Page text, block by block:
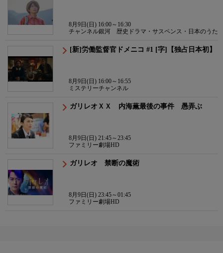
8月9日(日) 16:00～16:30
チャンネル銀河 歴史ドラマ・サスペンス・日本のうた
[新]労働監督官ドメニコ #1 [字]【独占日本初】
8月9日(日) 16:00～16:55
ミステリーチャンネル
ガリレオＸＸ 内海薫最後の事件 愚弄ぶ
8月9日(日) 21:45～23:45
ファミリー劇場HD
ガリレオ 禁断の魔術
8月9日(日) 23:45～01:45
ファミリー劇場HD